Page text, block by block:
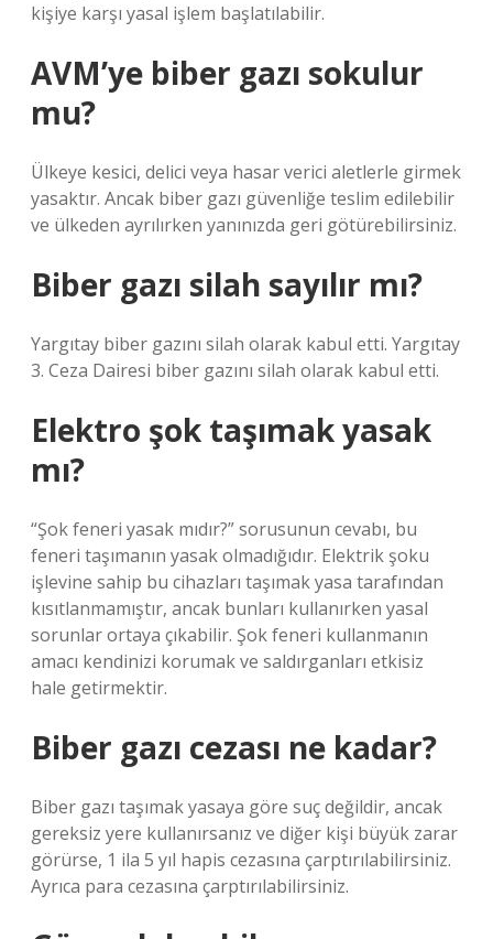
kişiye karşı yasal işlem başlatılabilir.
AVM’ye biber gazı sokulur
mu?
Ülkeye kesici, delici veya hasar verici aletlerle girmek
yasaktır. Ancak biber gazı güvenliğe teslim edilebilir
ve ülkeden ayrılırken yanınızda geri götürebilirsiniz.
Biber gazı silah sayılır mı?
Yargıtay biber gazını silah olarak kabul etti. Yargıtay
3. Ceza Dairesi biber gazını silah olarak kabul etti.
Elektro şok taşımak yasak
mı?
“Şok feneri yasak mıdır?” sorusunun cevabı, bu
feneri taşımanın yasak olmadığıdır. Elektrik şoku
işlevine sahip bu cihazları taşımak yasa tarafından
kısıtlanmamıştır, ancak bunları kullanırken yasal
sorunlar ortaya çıkabilir. Şok feneri kullanmanın
amacı kendinizi korumak ve saldırganları etkisiz
hale getirmektir.
Biber gazı cezası ne kadar?
Biber gazı taşımak yasaya göre suç değildir, ancak
gereksiz yere kullanırsanız ve diğer kişi büyük zarar
görürse, 1 ila 5 yıl hapis cezasına çarptırılabilirsiniz.
Ayrıca para cezasına çarptırılabilirsiniz.